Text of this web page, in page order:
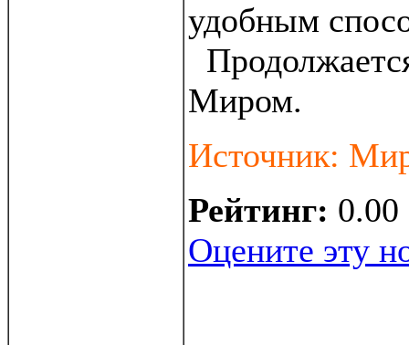
удобным
Миром.
Источник:
Рейтинг: 0.00
Оцените эту